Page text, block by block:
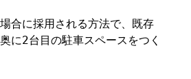
合に採用される方法で、既存
に2台目の駐車スペースをつく